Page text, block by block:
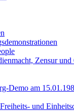
Zensur
Demo am
und